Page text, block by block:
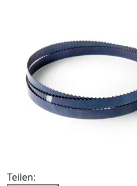
Teilen: